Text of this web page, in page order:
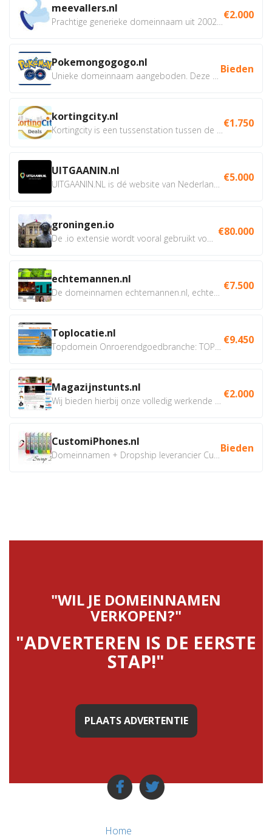
meevallers.nl €2.000
Pokemongogogo.nl Bieden
kortingcity.nl €1.750
UITGAANIN.nl €5.000
groningen.io €80.000
echtemannen.nl €7.500
Toplocatie.nl €9.450
Magazijnstunts.nl €2.000
CustomiPhones.nl Bieden
"WIL JE DOMEINNAMEN
VERKOPEN?"
"ADVERTEREN IS DE EERSTE
STAP!"
PLAATS ADVERTENTIE
Home